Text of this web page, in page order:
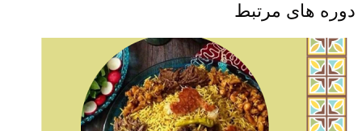
دوره های مرتبط